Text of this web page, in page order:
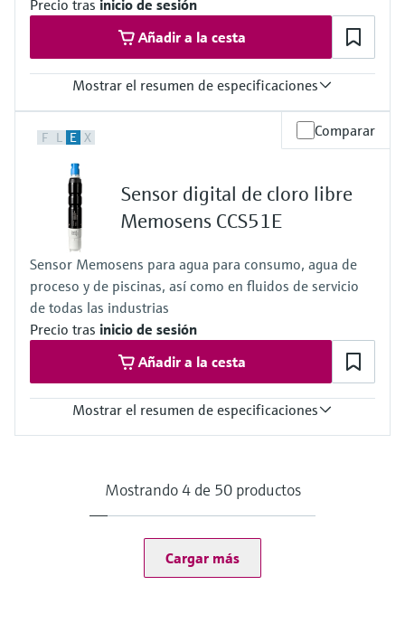
Precio tras inicio de sesión
Añadir a la cesta
Mostrar el resumen de especificaciones
Trazas: 0 a 5 mg/l de ClO₂
Estándar: 0 a 20 mg/l de ClO₂
Alta: 0 a 200 mg/l de ClO₂
Temperatura del proceso
0 a 55 °C, sin congelación
(32 a 130 °F)
Presión de proceso
Máx. 2 bar abs.
(Máx. 29 psi abs.)
F L E X Comparar
Sensor digital de cloro libre
Memosens CCS51E
Sensor Memosens para agua para consumo, agua de
proceso y de piscinas, así como en fluidos de servicio
de todas las industrias
Precio tras inicio de sesión
Añadir a la cesta
Mostrar el resumen de especificaciones
Estándar: 0 a 20 mg/l de HOCl
Temperatura del proceso
0 a 55°C (32 a 130°F), sin congelación
Máx. 1 bar (máx. 14,5 psi)
Mostrando 4 de 50 productos
Cargar más